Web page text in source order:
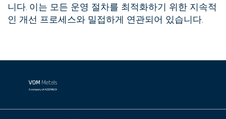
니다. 이는 모든 운영 절차를 최적화하기 위한 지속적
인 개선 프로세스와 밀접하게 연관되어 있습니다.